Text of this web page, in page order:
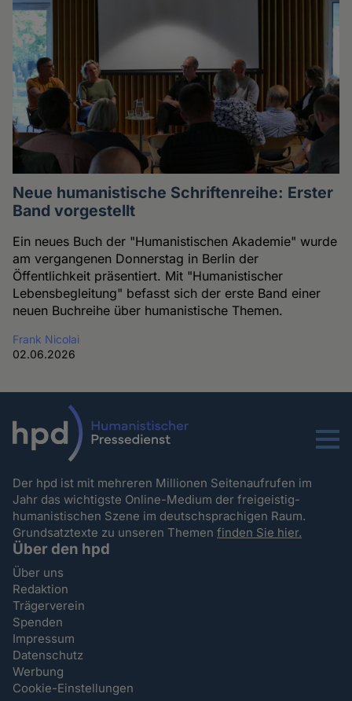
Neue humanistische Schriftenreihe: Erster
Band vorgestellt
Ein neues Buch der "Humanistischen Akademie" wurde
am vergangenen Donnerstag in Berlin der
Öffentlichkeit präsentiert. Mit "Humanistischer
Lebensbegleitung" befasst sich der erste Band einer
neuen Buchreihe über humanistische Themen.
Frank Nicolai
02.06.2026
Menu
Der hpd ist mit mehreren Millionen Seitenaufrufen im
Jahr das wichtigste Online-Medium der freigeistig-
humanistischen Szene im deutschsprachigen Raum.
Grundsatztexte zu unseren Themenfinden Sie hier.
Über den hpd
Über uns
Redaktion
Trägerverein
Spenden
Impressum
Datenschutz
Werbung
Cookie-Einstellungen